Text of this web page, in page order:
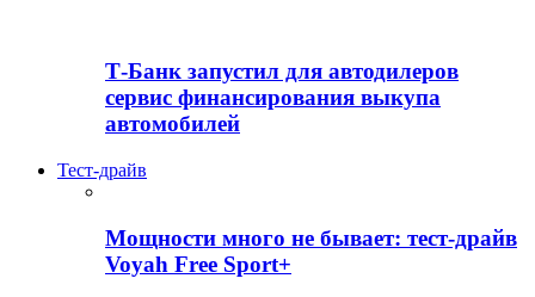
Т-Банк запустил для автодилеров
сервис финансирования выкупа
автомобилей
Тест-драйв
Мощности много не бывает: тест-драйв
Voyah Free Sport+